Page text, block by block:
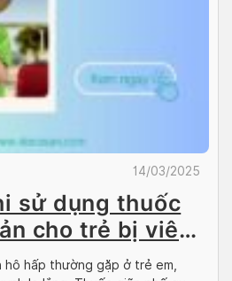
14/03/2025
sử dụng thuốc
cho trẻ bị viêm
hô hấp thường gặp ở trẻ em,